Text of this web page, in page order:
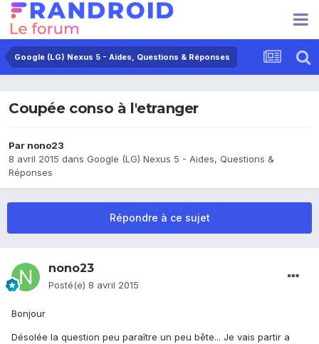
Google (LG) Nexus 5 - Aides, Questions & Réponses
Coupée conso à l'etranger
Par nono23
8 avril 2015 dans Google (LG) Nexus 5 - Aides, Questions &
Réponses
Répondre à ce sujet
nono23
Posté(e) 8 avril 2015
Bonjour
Désolée la question peu paraître un peu bête... Je vais partir a